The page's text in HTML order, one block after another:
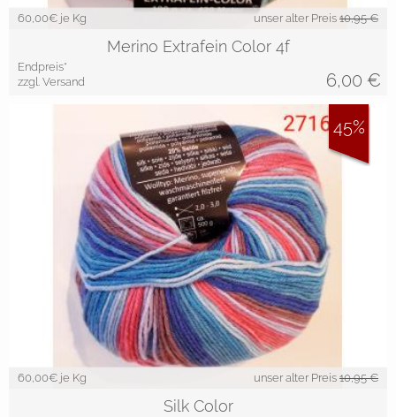
60,00€ je Kg unser alter Preis 10,95 €
Merino Extrafein Color 4f
Endpreis*
zzgl. Versand
6,00 €
60,00€ je Kg unser alter Preis 10,95 €
Silk Color
45%